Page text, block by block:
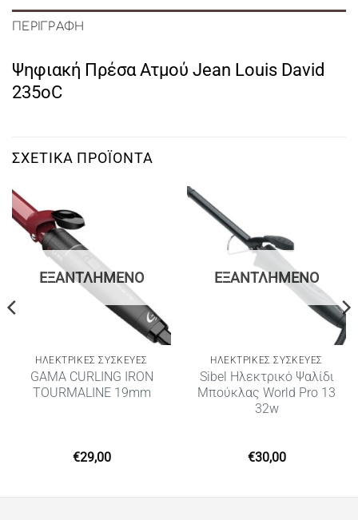
ΠΕΡΙΓΡΑΦΉ
Ψηφιακή Πρέσα Ατμού Jean Louis David
235oC
ΣΧΕΤΙΚΆ ΠΡΟΪΌΝΤΑ
ΕΞΑΝΤΛΗΜΈΝΟ
ΗΛΕΚΤΡΙΚΈΣ ΣΥΣΚΕΥΈΣ
GAMA CURLING IRON
TOURMALINE 19mm
€29,00
ΕΞΑΝΤΛΗΜΈΝΟ
ΗΛΕΚΤΡΙΚΈΣ ΣΥΣΚΕΥΈΣ
Sibel Ηλεκτρικό Ψαλίδι
Μπούκλας World Pro 13
32w
€30,00